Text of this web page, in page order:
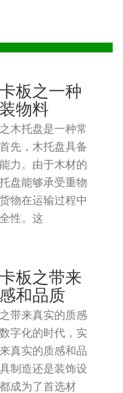
板之一种
物料
木托盘是一种常
先，木托盘具备
力。由于木材的
盘能够承受重物
物在运输过程中
性。这
板之带来
和品质
带来真实的质感
字化的时代，实
真实的质感和品
制造还是装饰设
成为了首选材